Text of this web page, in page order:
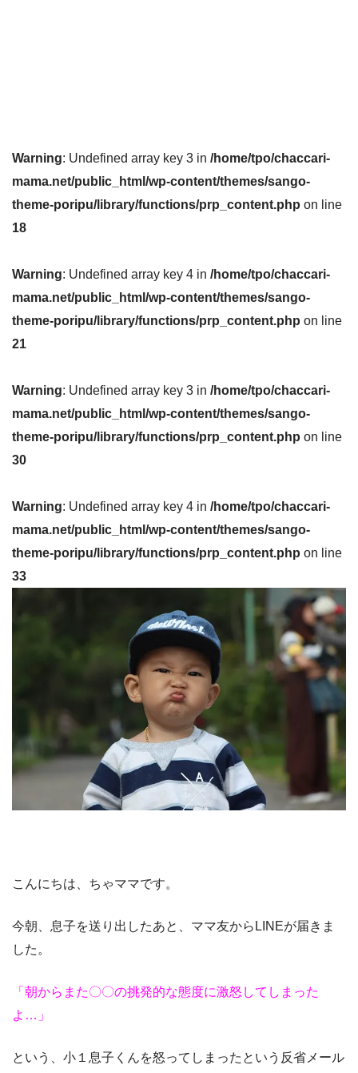
Warning: Undefined array key 3 in /home/tpo/chaccari-
mama.net/public_html/wp-content/themes/sango-
theme-poripu/library/functions/prp_content.php on line
18
Warning: Undefined array key 4 in /home/tpo/chaccari-
mama.net/public_html/wp-content/themes/sango-
theme-poripu/library/functions/prp_content.php on line
21
Warning: Undefined array key 3 in /home/tpo/chaccari-
mama.net/public_html/wp-content/themes/sango-
theme-poripu/library/functions/prp_content.php on line
30
Warning: Undefined array key 4 in /home/tpo/chaccari-
mama.net/public_html/wp-content/themes/sango-
theme-poripu/library/functions/prp_content.php on line
33
こんにちは、ちゃママです。
今朝、息子を送り出したあと、ママ友からLINEが届きま
した。
「朝からまた〇〇の挑発的な態度に激怒してしまった
よ…」
という、小１息子くんを怒ってしまったという反省メール